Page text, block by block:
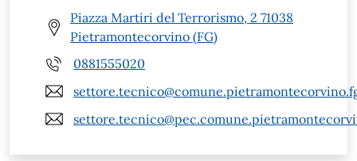
Piazza Martiri del Terrorismo, 2 71038
Pietramontecorvino (FG)
0881555020